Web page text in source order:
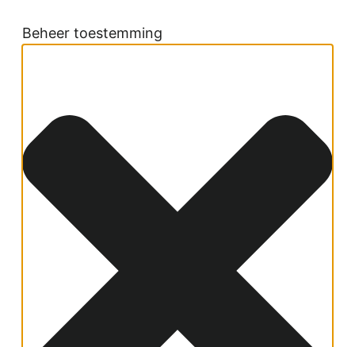
Beheer toestemming